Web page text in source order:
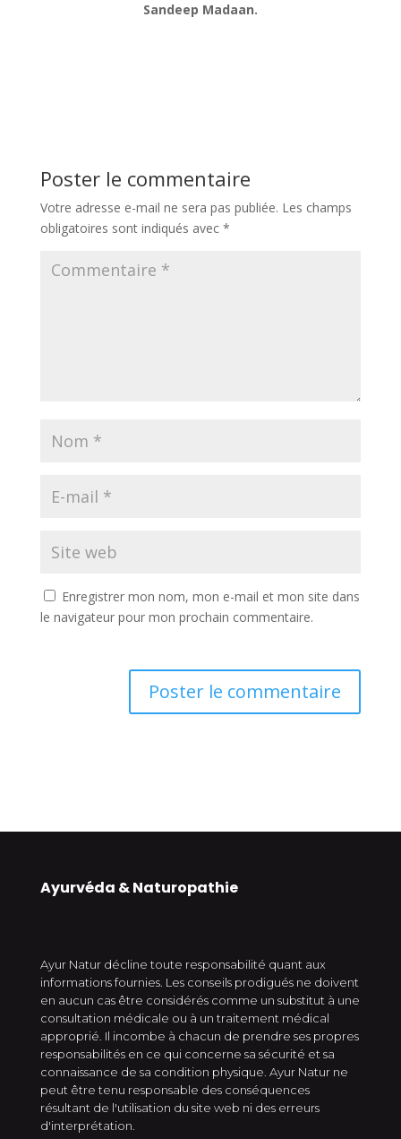
Sandeep Madaan.
Poster le commentaire
Votre adresse e-mail ne sera pas publiée. Les champs
obligatoires sont indiqués avec *
Enregistrer mon nom, mon e-mail et mon site dans
le navigateur pour mon prochain commentaire.
Ayurvéda & Naturopathie
Ayur Natur décline toute responsabilité quant aux
informations fournies. Les conseils prodigués ne doivent
en aucun cas être considérés comme un substitut à une
consultation médicale ou à un traitement médical
approprié. Il incombe à chacun de prendre ses propres
responsabilités en ce qui concerne sa sécurité et sa
connaissance de sa condition physique. Ayur Natur ne
peut être tenu responsable des conséquences
résultant de l'utilisation du site web ni des erreurs
d'interprétation.